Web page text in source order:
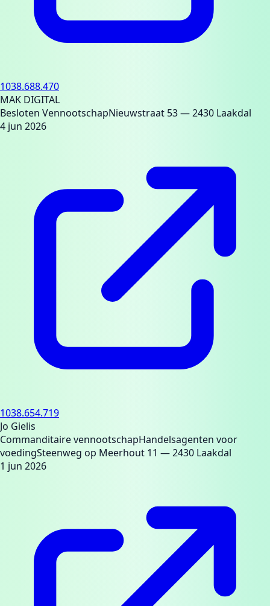
1038.688.470
MAK DIGITAL
Besloten VennootschapNieuwstraat 53— 2430 Laakdal
4 jun 2026
1038.654.719
Jo Gielis
Commanditaire vennootschapHandelsagenten voor
voedingSteenweg op Meerhout 11 — 2430 Laakdal
1 jun 2026